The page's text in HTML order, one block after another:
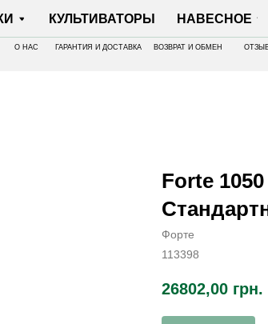
КУЛЬТИВАТОРЫ НАВЕСНОЕ
Forte
Форте
113398
26802,00 грн.